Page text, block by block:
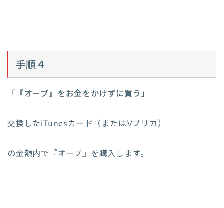
手順４
「『オーブ』をお金をかけずに買う」
交換したiTunesカード（またはVプリカ）
の金額内で『オーブ』を購入します。